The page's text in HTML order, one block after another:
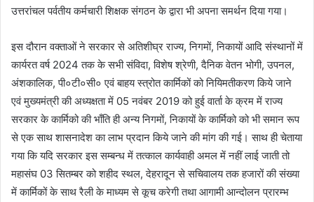
उत्तरांचल पर्वतीय कर्मचारी शिक्षक संगठन के द्वारा भी अपना समर्थन दिया गया।
इस दौरान वक्ताओं ने सरकार से अतिशीघ्र राज्य, निगमों, निकायों आदि संस्थानों में
कार्यरत वर्ष 2024 तक के सभी संविदा, विशेष श्रेणी, दैनिक वेतन भोगी, उपनल,
अंशकालिक, पी०टी०सी० एवं बाहय स्त्रोत कार्मिकों को नियिमतीकरण किये जाने
एवं मुख्यमंत्री की अध्यक्षता में 05 नवंबर 2019 को हुई वार्ता के क्रम में राज्य
सरकार के कार्मिको की भाँति ही अन्य निगमों, निकायों के कार्मिको को भी समान रूप
से एक साथ शासनादेश का लाभ प्रदान किये जाने की मांग की गई। साथ ही चेताया
गया कि यदि सरकार इस सम्बन्ध में तत्काल कार्यवाही अमल में नहीं लाई जाती तो
महासंघ 03 सितम्बर को शहीद स्थल, देहरादून से सचिवालय तक हजारों की संख्या
में कार्मिकों के साथ रैली के माध्यम से कूच करेगी तथा आगामी आन्दोलन प्रारम्भ